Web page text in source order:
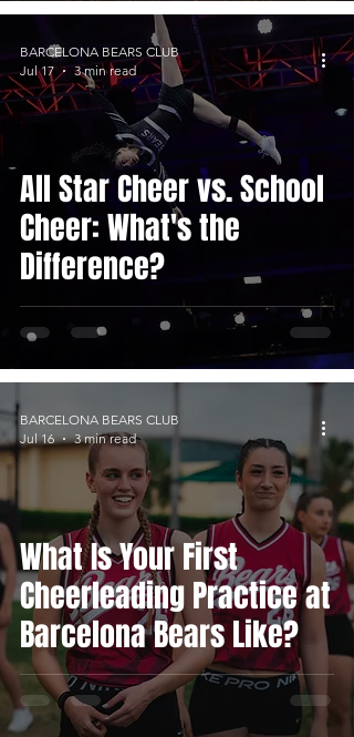
All Star Cheer vs. School
Cheer: What's the
Difference?
BARCELONA BEARS CLUB
Jul 17
3 min read
What Is Your First
Cheerleading Practice at
Barcelona Bears Like?
BARCELONA BEARS CLUB
Jul 16
3 min read